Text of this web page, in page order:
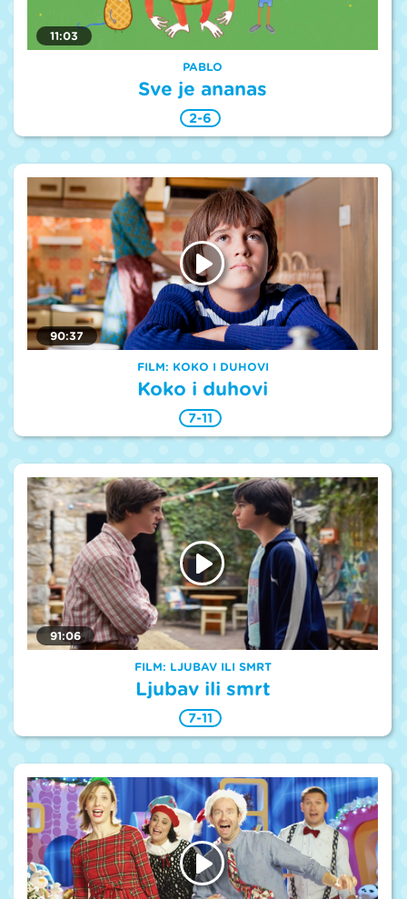
11:03
PABLO
Sve je ananas
2-6
90:37
FILM: KOKO I DUHOVI
Koko i duhovi
7-11
91:06
FILM: LJUBAV ILI SMRT
Ljubav ili smrt
7-11